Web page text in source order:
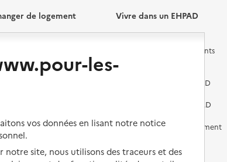
de logement
dans une résidence avec
en accueil familial
solutions de logement
Vivre dans un EHPAD
Les différents établissements
Préparer l'entrée en EHPAD
Aides financières en EHPAD
Prévention, accompagnement
Comprendre les prix en
les-
vos données en lisant notre notice
site, nous utilisons des traceurs et des